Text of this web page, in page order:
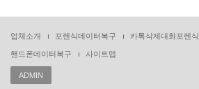
업체소개 포렌식데이터복구 카톡삭제대화포렌식
핸드폰데이터복구 사이트맵
ADMIN